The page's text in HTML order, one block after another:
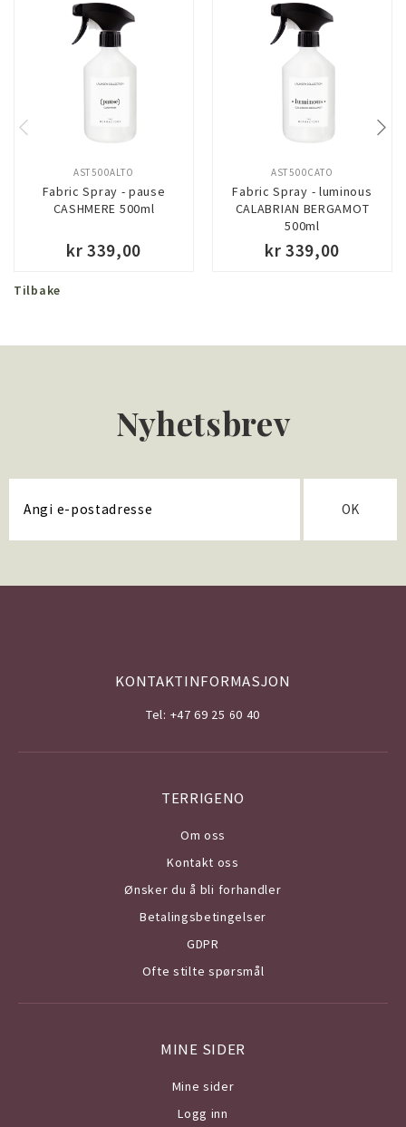
Fabric Spray - pause
CASHMERE 500ml
AST500ALTO
kr 339,00
Fabric Spray - luminous
CALABRIAN BERGAMOT
500ml
AST500CATO
kr 339,00
Tilbake
Nyhetsbrev
OK
KONTAKTINFORMASJON
Tel: +47 69 25 60 40
TERRIGENO
Om oss
Kontakt oss
Ønsker du å bli forhandler
Betalingsbetingelser
GDPR
Ofte stilte spørsmål
MINE SIDER
Mine sider
Logg inn